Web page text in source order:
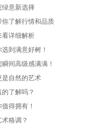
意新选择
了解行情和品质
详细解析
到满意好树！
间高级感满满！
自然的艺术
了解吗？
得拥有！
格调？